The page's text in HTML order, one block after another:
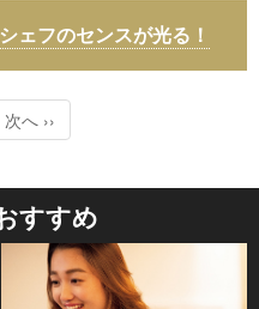
ェフのセンスが光る！
次へ ››
すすめ